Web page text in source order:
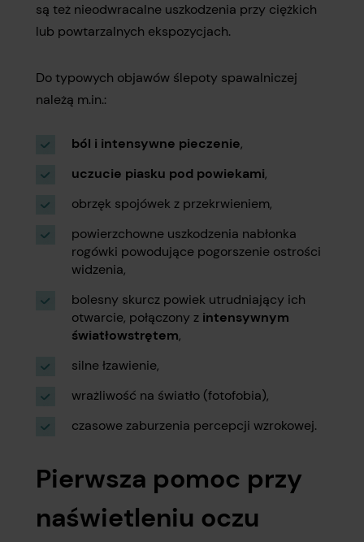
są też nieodwracalne uszkodzenia przy ciężkich
lub powtarzalnych ekspozycjach.
Do typowych objawów ślepoty spawalniczej
należą m.in.:
ból i intensywne pieczenie,
uczucie piasku pod powiekami,
obrzęk spojówek z przekrwieniem,
powierzchowne uszkodzenia nabłonka
rogówki powodujące pogorszenie ostrości
widzenia,
bolesny skurcz powiek utrudniający ich
otwarcie, połączony z intensywnym
światłowstrętem,
silne łzawienie,
wrażliwość na światło (fotofobia),
czasowe zaburzenia percepcji wzrokowej.
Pierwsza pomoc przy
naświetleniu oczu